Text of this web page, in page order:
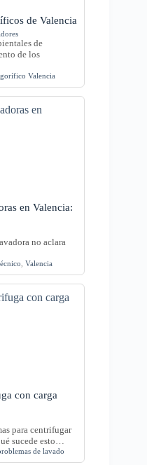
de Valencia
de
de los
Valencia
en Valencia:
no aclara
Valencia
con carga
para centrifugar
sucede esto…
de lavado